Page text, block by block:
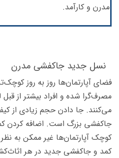
مدرن و کارآمد.
نسل جدید جاکفشی مدرن
فضای آپارتمان‌ها روز به روز
مصرف‌گرا شده و افراد بیشتر از
می‌کنند. جا دادن حجم زیادی از
جاکفشی بزرگ است. اضافه کردن
کوچک آپارتمان‌ها غیر ممکن به
کمد و جاکفشی جدید در هر